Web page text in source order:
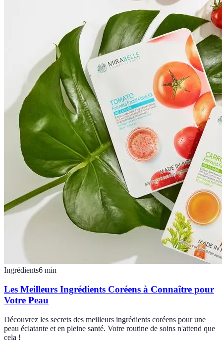
Ingrédients6 min
Les Meilleurs Ingrédients Coréens à Connaître pour
Votre Peau
Découvrez les secrets des meilleurs ingrédients coréens pour une
peau éclatante et en pleine santé. Votre routine de soins n'attend que
cela !